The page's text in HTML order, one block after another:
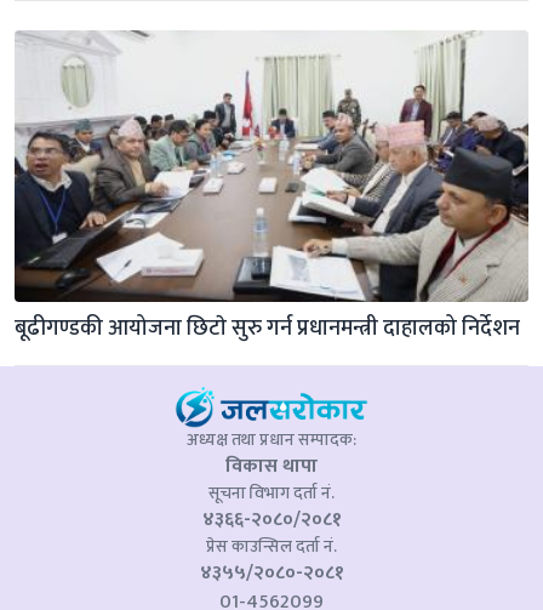
बूढीगण्डकी आयोजना छिटाे सुरु गर्न प्रधानमन्त्री दाहालको निर्देशन
अध्यक्ष तथा प्रधान सम्पादक:
विकास थापा
सूचना विभाग दर्ता नं.
४३६६-२०८०/२०८१
प्रेस काउन्सिल दर्ता नं.
४३५५/२०८०-२०८१
01-4562099